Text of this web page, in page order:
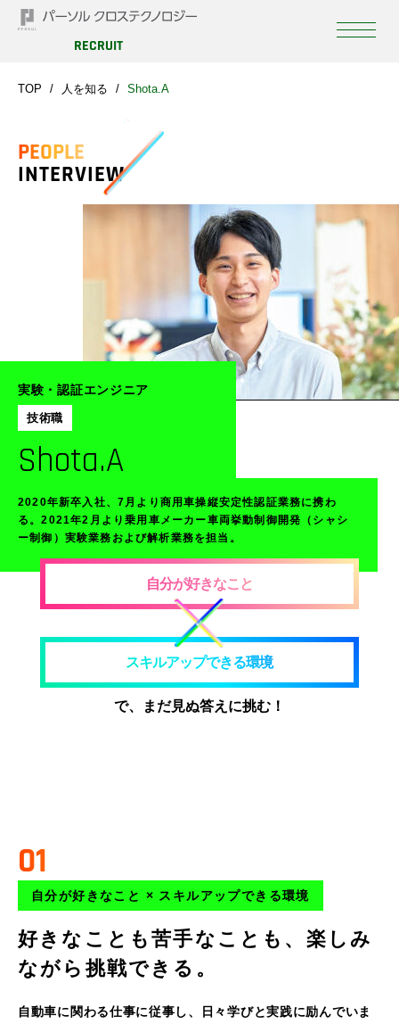
RECRUIT
TOP 人を知る Shota.A
PEOPLE
INTERVIEW
実験・認証エンジニア
技術職
Shota.A
2020年新卒入社、7月より商用車操縦安定性認証業務に携わ
る。2021年2月より乗用車メーカー車両挙動制御開発（シャシ
ー制御）実験業務および解析業務を担当。
自分が好きなこと
スキルアップできる環境
で、まだ見ぬ答えに挑む！
01
自分が好きなこと × スキルアップできる環境
好きなことも苦手なことも、 楽しみ
ながら挑戦できる。
自動車に関わる仕事に従事し、日々学びと実践に励んでいま